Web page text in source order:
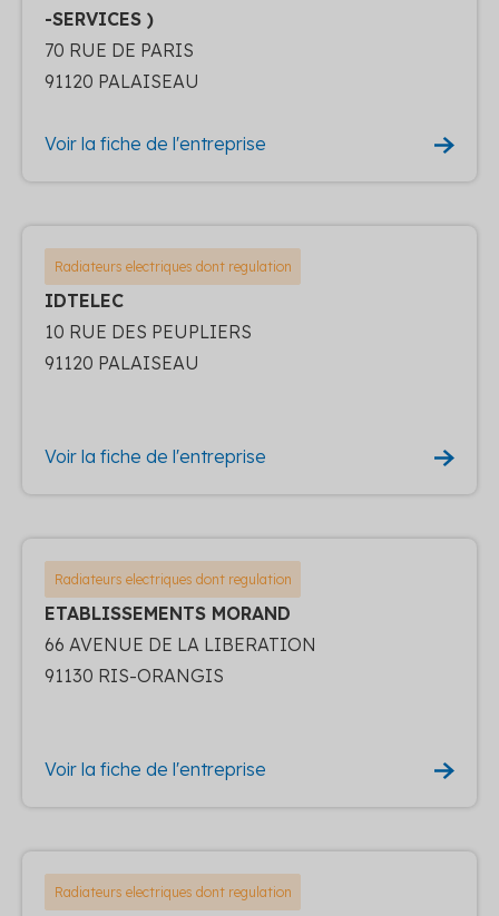
-SERVICES )
70 RUE DE PARIS
91120 PALAISEAU
Voir la fiche de l'entreprise
Radiateurs electriques dont regulation
IDTELEC
10 RUE DES PEUPLIERS
91120 PALAISEAU
Voir la fiche de l'entreprise
Radiateurs electriques dont regulation
ETABLISSEMENTS MORAND
66 AVENUE DE LA LIBERATION
91130 RIS-ORANGIS
Voir la fiche de l'entreprise
Radiateurs electriques dont regulation